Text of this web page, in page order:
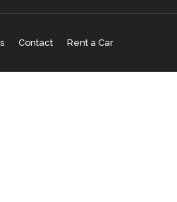
Contact Rent a Car